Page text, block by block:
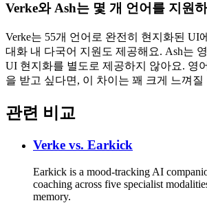
Verke와 Ash는 몇 개 언어를 지원
Verke는 55개 언어로 완전히 현지화된 UI
대화 내 다국어 지원도 제공해요. Ash는
UI 현지화를 별도로 제공하지 않아요. 영
을 받고 싶다면, 이 차이는 꽤 크게 느껴질
관련 비교
Verke vs. Earkick
Earkick is a mood-tracking AI
coaching across five specialist
memory.